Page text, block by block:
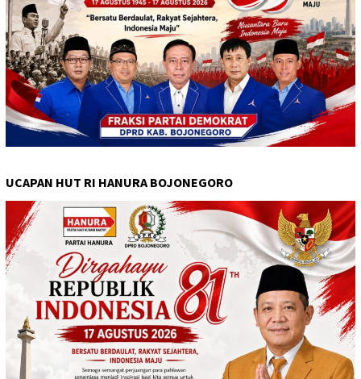
UCAPAN HUT RI HANURA BOJONEGORO